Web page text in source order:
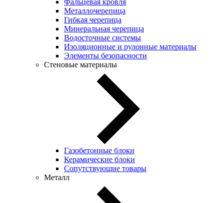
Металлочерепица
Гибкая черепица
Минеральная черепица
Водосточные системы
Изоляционные и рулонные материалы
Элементы безопасности
Стеновые материалы
Газобетонные блоки
Керамические блоки
Сопутствующие товары
Металл